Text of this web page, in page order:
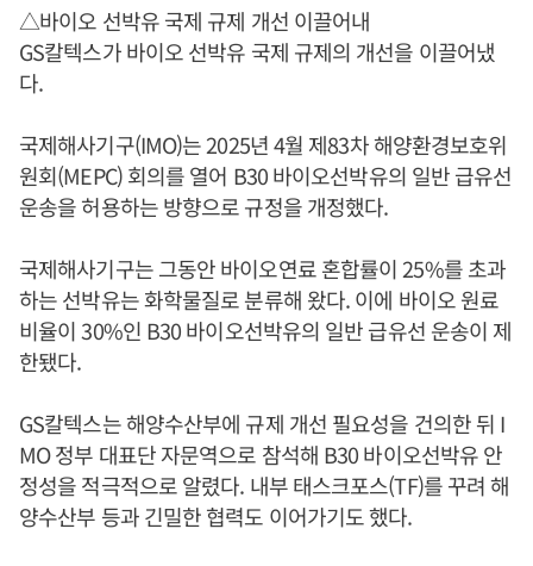
△바이오 선박유 국제 규제 개선 이끌어내
GS칼텍스가 바이오 선박유 국제 규제의 개선을 이끌어냈
다.
국제해사기구(IMO)는 2025년 4월 제83차 해양환경보호위
원회(MEPC) 회의를 열어 B30 바이오선박유의 일반 급유선
운송을 허용하는 방향으로 규정을 개정했다.
국제해사기구는 그동안 바이오연료 혼합률이 25%를 초과
하는 선박유는 화학물질로 분류해 왔다. 이에 바이오 원료
비율이 30%인 B30 바이오선박유의 일반 급유선 운송이 제
한됐다.
GS칼텍스는 해양수산부에 규제 개선 필요성을 건의한 뒤 I
MO 정부 대표단 자문역으로 참석해 B30 바이오선박유 안
정성을 적극적으로 알렸다. 내부 태스크포스(TF)를 꾸려 해
양수산부 등과 긴밀한 협력도 이어가기도 했다.